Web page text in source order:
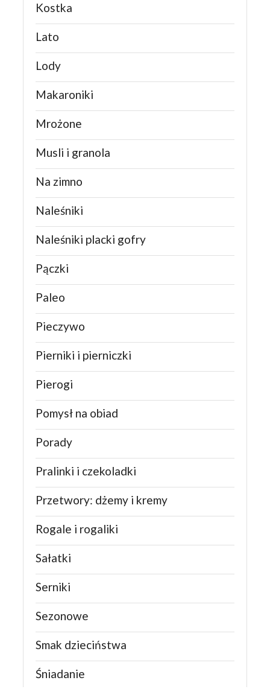
Kostka
Lato
Lody
Makaroniki
Mrożone
Musli i granola
Na zimno
Naleśniki
Naleśniki placki gofry
Pączki
Paleo
Pieczywo
Pierniki i pierniczki
Pierogi
Pomysł na obiad
Porady
Pralinki i czekoladki
Przetwory: dżemy i kremy
Rogale i rogaliki
Sałatki
Serniki
Sezonowe
Smak dzieciństwa
Śniadanie